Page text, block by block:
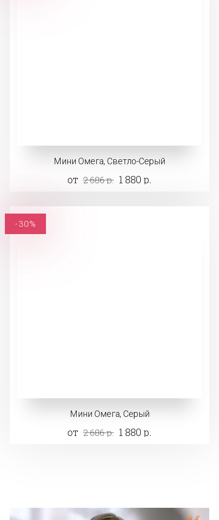
Мини Омега, Светло-Серый
от 2 686 р. 1 880 р.
Мини Омега, Серый
от 2 686 р. 1 880 р.
-30%